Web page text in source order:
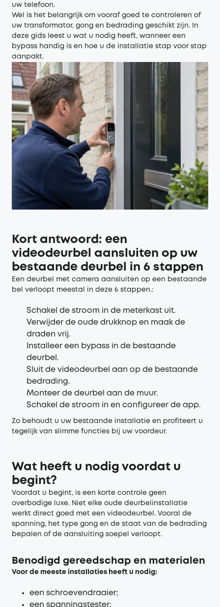
uw telefoon.
Wel is het belangrijk om vooraf goed te controleren of
uw transformator, gong en bedrading geschikt zijn. In
deze gids leest u wat u nodig heeft, wanneer een
bypass handig is en hoe u de installatie stap voor stap
aanpakt.
Kort antwoord: een
videodeurbel aansluiten op uw
bestaande deurbel in 6 stappen
Een deurbel met camera aansluiten op een bestaande
bel verloopt meestal in deze 6 stappen.:
Schakel de stroom in de meterkast uit.
Verwijder de oude drukknop en maak de
draden vrij.
Installeer een bypass in de bestaande
deurbel.
Sluit de videodeurbel aan op de bestaande
bedrading.
Monteer de deurbel aan de muur.
Schakel de stroom in en configureer de app.
Zo behoudt u uw bestaande installatie en profiteert u
tegelijk van slimme functies bij uw voordeur.
Wat heeft u nodig voordat u
begint?
Voordat u begint, is een korte controle geen
overbodige luxe. Niet elke oude deurbelinstallatie
werkt direct goed met een videodeurbel. Vooral de
spanning, het type gong en de staat van de bedrading
bepalen of de aansluiting soepel verloopt.
Benodigd gereedschap en materialen
Voor de meeste installaties heeft u nodig:
een schroevendraaier;
een spanningstester;